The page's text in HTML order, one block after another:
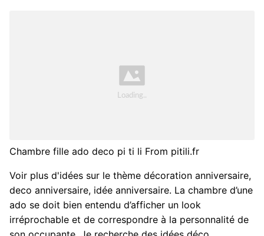
Chambre fille ado deco pi ti li From pitili.fr
Voir plus d'idées sur le thème décoration anniversaire,
deco anniversaire, idée anniversaire. La chambre d’une
ado se doit bien entendu d’afficher un look
irréprochable et de correspondre à la personnalité de